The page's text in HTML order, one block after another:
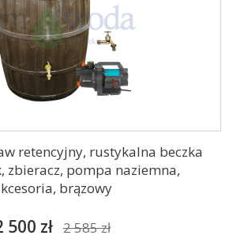
retencyjny, rustykalna beczka
zbieracz, pompa naziemna,
brązowy
500 zł 2 585 zł